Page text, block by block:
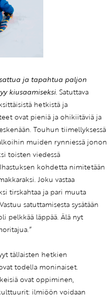
ja tapahtua paljon
kiusaamiseksi. Satuttava
hetkistä ja
ovat pieniä ja ohikiitäviä ja
Touhun tiimellyksessä
muiden rynniessä jonon
toisten viedessä
kohdetta nimitetään
Joku vastaa
tirskahtaa ja pari muuta
satuttamisesta sysätään
pelkkää läppää. Älä nyt
tällaisten hetkien
todella moninaiset.
ovat oppiminen,
ilmiöön voidaan